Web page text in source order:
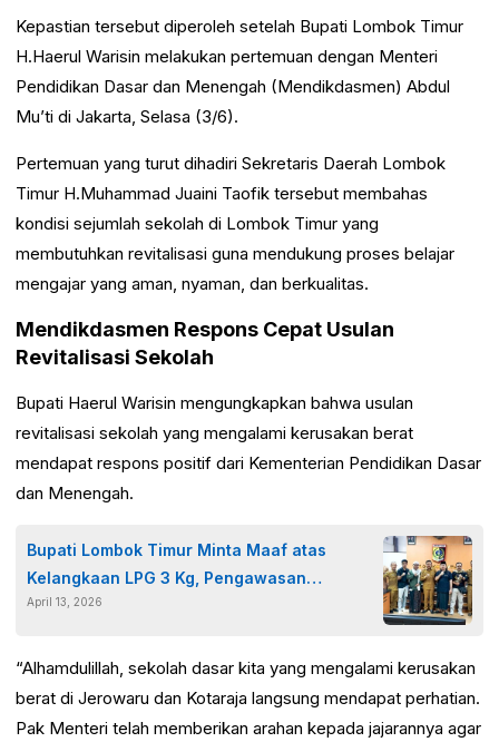
Kepastian tersebut diperoleh setelah Bupati Lombok Timur
H.Haerul Warisin melakukan pertemuan dengan Menteri
Pendidikan Dasar dan Menengah (Mendikdasmen) Abdul
Mu’ti di Jakarta, Selasa (3/6).
Pertemuan yang turut dihadiri Sekretaris Daerah Lombok
Timur H.Muhammad Juaini Taofik tersebut membahas
kondisi sejumlah sekolah di Lombok Timur yang
membutuhkan revitalisasi guna mendukung proses belajar
mengajar yang aman, nyaman, dan berkualitas.
Mendikdasmen Respons Cepat Usulan
Revitalisasi Sekolah
Bupati Haerul Warisin mengungkapkan bahwa usulan
revitalisasi sekolah yang mengalami kerusakan berat
mendapat respons positif dari Kementerian Pendidikan Dasar
dan Menengah.
Bupati Lombok Timur Minta Maaf atas
Kelangkaan LPG 3 Kg, Pengawasan
Distribusi Akan Diperketat
April 13, 2026
“Alhamdulillah, sekolah dasar kita yang mengalami kerusakan
berat di Jerowaru dan Kotaraja langsung mendapat perhatian.
Pak Menteri telah memberikan arahan kepada jajarannya agar